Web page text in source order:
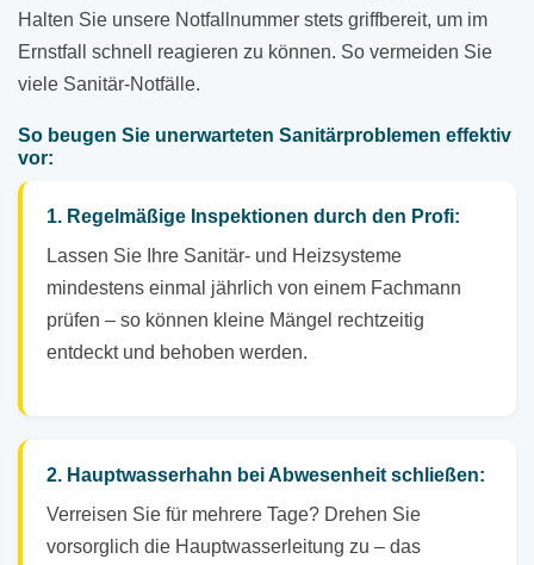
Halten Sie unsere Notfallnummer stets griffbereit, um im
Ernstfall schnell reagieren zu können. So vermeiden Sie
viele Sanitär-Notfälle.
So beugen Sie unerwarteten Sanitärproblemen effektiv
vor:
1. Regelmäßige Inspektionen durch den Profi:
Lassen Sie Ihre Sanitär- und Heizsysteme
mindestens einmal jährlich von einem Fachmann
prüfen – so können kleine Mängel rechtzeitig
entdeckt und behoben werden.
2. Hauptwasserhahn bei Abwesenheit schließen:
Verreisen Sie für mehrere Tage? Drehen Sie
vorsorglich die Hauptwasserleitung zu – das